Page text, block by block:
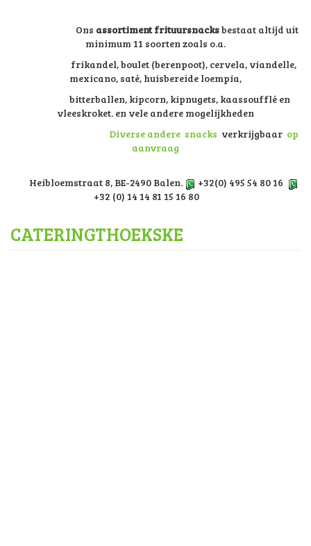
Ons assortiment frituursnacksbestaat altijd uit
minimum 11 soorten zoals o.a.
frikandel, boulet (berenpoot), cervela, viandelle,
mexicano, saté, huisbereide loempia,
bitterballen, kipcorn, kipnugets, kaassoufflé en
vleeskroket. en vele andere mogelijkheden
Diverse andere snacks verkrijgbaar op
aanvraag
Heibloemstraat 8, BE-2490 Balen.
+32(0) 495 54 80 16
+32 (0) 14 14 81 15 16 80
CATERINGTHOEKSKE